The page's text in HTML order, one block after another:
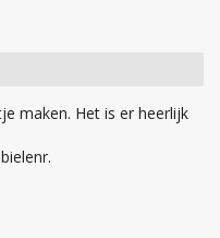
maken. Het is er heerlijk